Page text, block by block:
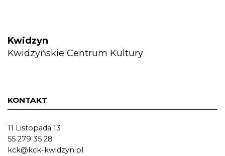
Kwidzyn
Kwidzyńskie Centrum Kultury
KONTAKT
11 Listopada 13
55 279 35 28
kck@kck-kwidzyn.pl